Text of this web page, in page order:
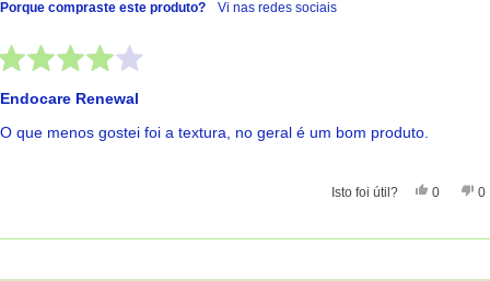
Porque compraste este produto?
Vi nas redes sociais
Endocare Renewal
O que menos gostei foi a textura, no geral é um bom produto.
Isto foi útil? Sim,
0 0